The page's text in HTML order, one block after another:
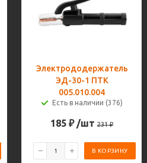
Электрододержатель
ЭД-30-1 ПТК
005.010.004
Есть в наличии (376)
185 ₽ /шт 231₽
В КОРЗИНУ